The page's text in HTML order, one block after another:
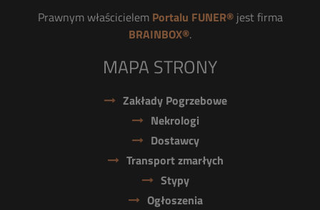
Prawnym właścicielem Portalu FUNER®jest firma
BRAINBOX®.
MAPA STRONY
Zakłady Pogrzebowe
Nekrologi
Dostawcy
Transport zmarłych
Stypy
Ogłoszenia